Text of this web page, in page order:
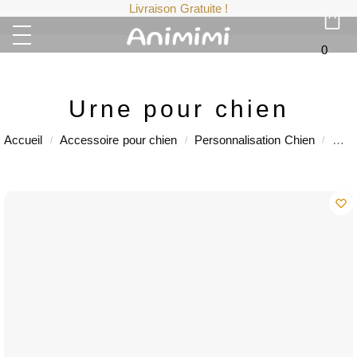
Livraison Gratuite !
0
Urne pour chien
Accueil / Accessoire pour chien / Personnalisation Chien /